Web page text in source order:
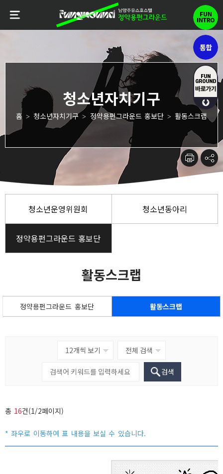
청소년운영위원회 청소년동아리
정약용펀그라운드 홍보단
활동스크랩
홈 > 청소년자치기구 > 정약용펀그라운드 홍보단 > 활동스크랩
정약용펀그라운드 홍보단 활동스크랩
검색
총 16건(1/2페이지)